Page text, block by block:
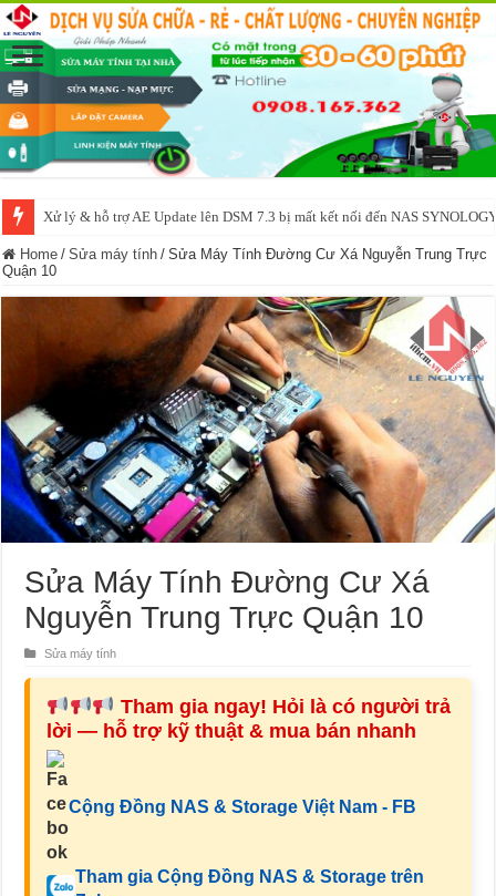
Xử lý & hỗ trợ AE Update lên DSM 7.3 bị mất kết nối đến NAS
NAS IO DATA N3160 2BAY 4BAY – chạy SYNOLOGY, OMV, CASA
Home / Sửa máy tính / Sửa Máy Tính Đường Cư Xá Nguyễn Trung Trực
Quận 10
Sửa Máy Tính Đường Cư Xá
Nguyễn Trung Trực Quận 10
Sửa máy tính
Tham gia ngay! Hỏi là có người trả
lời — hỗ trợ kỹ thuật & mua bán nhanh
Cộng Đồng NAS & Storage Việt Nam - FB
Tham gia Cộng Đồng NAS & Storage trên